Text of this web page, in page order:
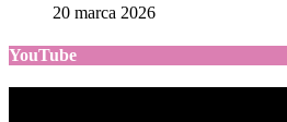
20 marca 2026
YouTube